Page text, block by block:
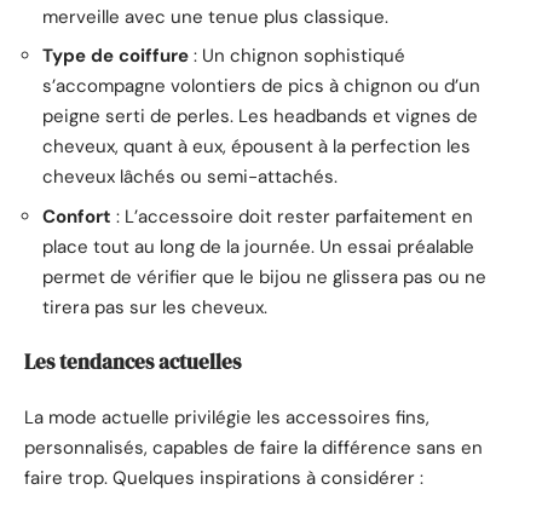
merveille avec une tenue plus classique.
Type de coiffure : Un chignon sophistiqué
s’accompagne volontiers de pics à chignon ou d’un
peigne serti de perles. Les headbands et vignes de
cheveux, quant à eux, épousent à la perfection les
cheveux lâchés ou semi-attachés.
Confort : L’accessoire doit rester parfaitement en
place tout au long de la journée. Un essai préalable
permet de vérifier que le bijou ne glissera pas ou ne
tirera pas sur les cheveux.
Les tendances actuelles
La mode actuelle privilégie les accessoires fins,
personnalisés, capables de faire la différence sans en
faire trop. Quelques inspirations à considérer :